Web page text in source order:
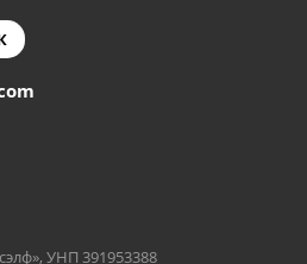
УНП 391953388